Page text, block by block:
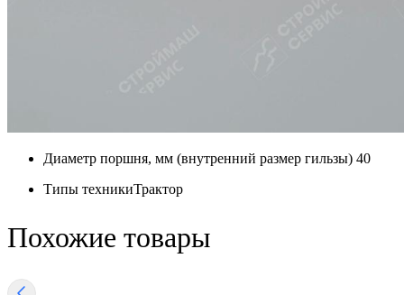
Диаметр поршня, мм (внутренний размер гильзы) 40
Типы техникиТрактор
Похожие товары